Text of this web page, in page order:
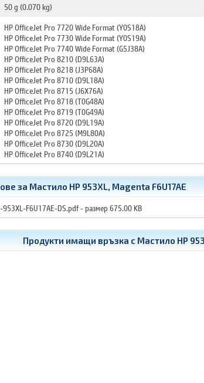
50 g (0.070 kg)
HP OfficeJet Pro 7720 Wide Format (Y0S18A)
HP OfficeJet Pro 7730 Wide Format (Y0S19A)
HP OfficeJet Pro 7740 Wide Format (G5J38A)
HP OfficeJet Pro 8210 (D9L63A)
HP OfficeJet Pro 8218 (J3P68A)
HP OfficeJet Pro 8710 (D9L18A)
HP OfficeJet Pro 8715 (J6X76A)
HP OfficeJet Pro 8718 (T0G48A)
HP OfficeJet Pro 8719 (T0G49A)
HP OfficeJet Pro 8720 (D9L19A)
HP OfficeJet Pro 8725 (M9L80A)
HP OfficeJet Pro 8730 (D9L20A)
HP OfficeJet Pro 8740 (D9L21A)
за Мастило HP 953XL, Magenta F6U17AE
953XL-F6U17AE-DS.pdf- размер 675.00 KB
Продукти имащи връзка с Мастило HP